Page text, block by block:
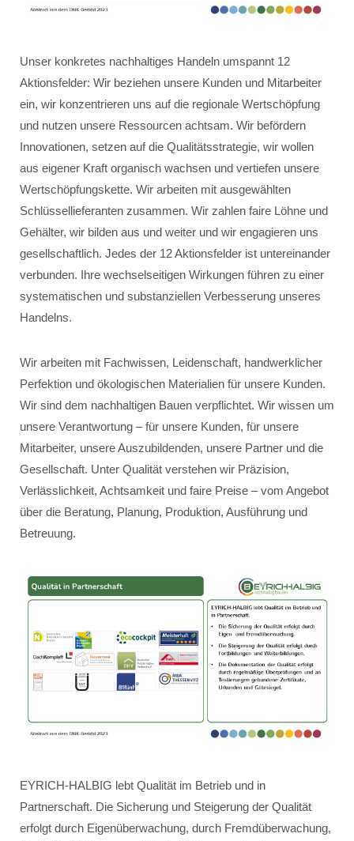
Unser konkretes nachhaltiges Handeln umspannt 12
Aktionsfelder: Wir beziehen unsere Kunden und Mitarbeiter
ein, wir konzentrieren uns auf die regionale Wertschöpfung
und nutzen unsere Ressourcen achtsam. Wir befördern
Innovationen, setzen auf die Qualitätsstrategie, wir wollen
aus eigener Kraft organisch wachsen und vertiefen unsere
Wertschöpfungskette. Wir arbeiten mit ausgewählten
Schlüssellieferanten zusammen. Wir zahlen faire Löhne und
Gehälter, wir bilden aus und weiter und wir engagieren uns
gesellschaftlich. Jedes der 12 Aktionsfelder ist untereinander
verbunden. Ihre wechselseitigen Wirkungen führen zu einer
systematischen und substanziellen Verbesserung unseres
Handelns.
Wir arbeiten mit Fachwissen, Leidenschaft, handwerklicher
Perfektion und ökologischen Materialien für unsere Kunden.
Wir sind dem nachhaltigen Bauen verpflichtet. Wir wissen um
unsere Verantwortung – für unsere Kunden, für unsere
Mitarbeiter, unsere Auszubildenden, unsere Partner und die
Gesellschaft. Unter Qualität verstehen wir Präzision,
Verlässlichkeit, Achtsamkeit und faire Preise – vom Angebot
über die Beratung, Planung, Produktion, Ausführung und
Betreuung.
EYRICH-HALBIG lebt Qualität im Betrieb und in
Partnerschaft. Die Sicherung und Steigerung der Qualität
erfolgt durch Eigenüberwachung, durch Fremdüberwachung,